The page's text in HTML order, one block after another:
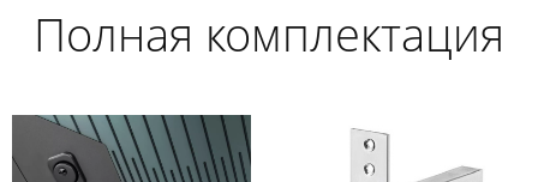
Полная комплектация